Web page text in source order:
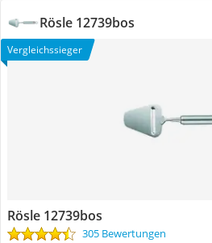
Rösle 12739bos
Vergleichssieger
Rösle 12739bos
305 Bewertungen